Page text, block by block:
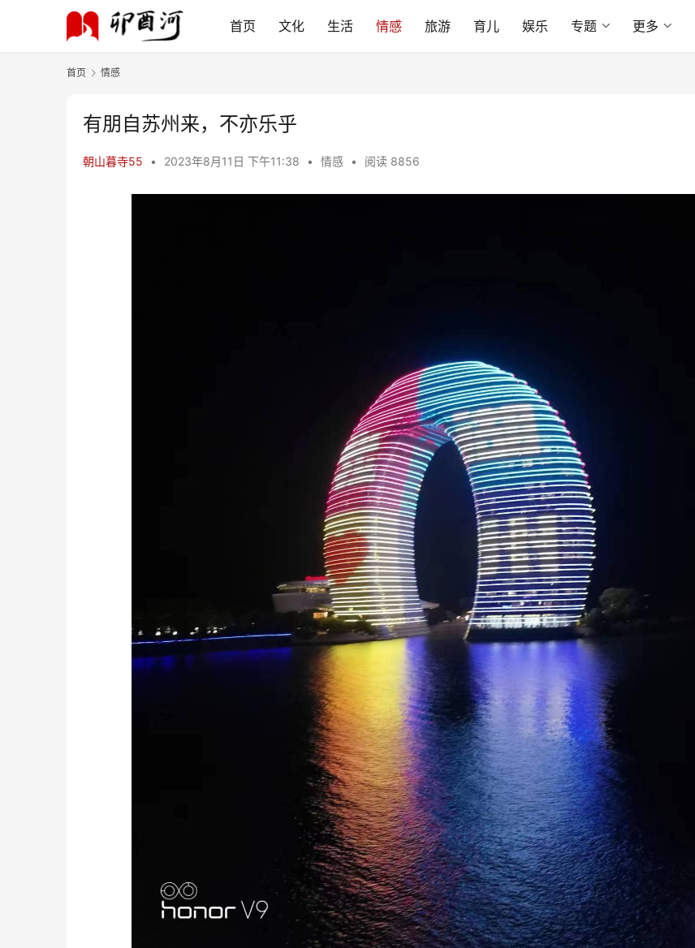
首页 文化 生活 情感 旅游 育儿 娱乐 专题 更多
首页 情感
有朋自苏州来，不亦乐乎
朝山暮寺55 • 2023年8月11日 下午11:38 • 情感 • 阅读 8856